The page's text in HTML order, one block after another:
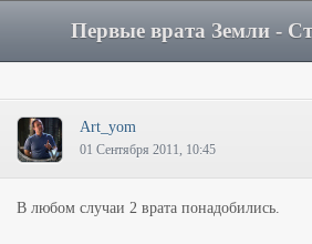
Art_yom
01 Сентября 2011, 10:45
В любом случаи 2 врата понадобились.